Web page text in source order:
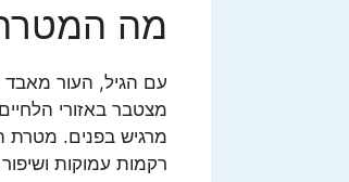
מה
עם הגיל, העור מאבד
מצטבר באזורי
מרגיש בפנים. מטרת
רקמות עמוקות